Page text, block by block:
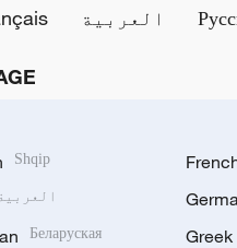
العربية
Shqip
Беларуская Greek